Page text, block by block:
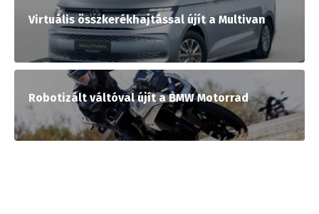
Virtuális összkerékhajtással újít a Multivan
Robotizált váltóval újít a BMW Motorrad